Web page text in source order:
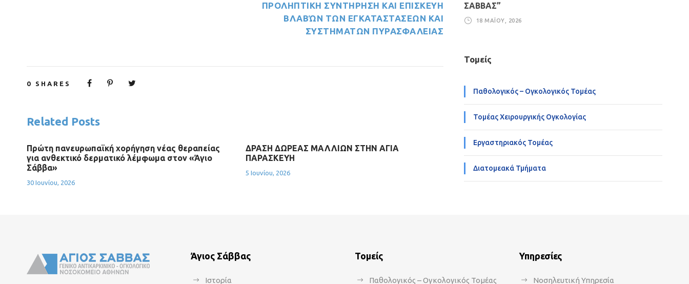
ΠΡΟΛΗΠΤΙΚΗ ΣΥΝΤΗΡΗΣΗ ΚΑΙ ΕΠΙΣΚΕΥΗ
ΒΛΑΒΏΝ ΤΩΝ ΕΓΚΑΤΑΣΤΑΣΕΩΝ ΚΑΙ
ΣΥΣΤΗΜΑΤΩΝ ΠΥΡΑΣΦΑΛΕΙΑΣ
0 SHARES
Related Posts
Πρώτη πανευρωπαϊκή χορήγηση νέας θεραπείας
για ανθεκτικό δερματικό λέμφωμα στον «Άγιο
Σάββα»
30 Ιουνίου, 2026
ΔΡΑΣΗ ΔΩΡΕΑΣ ΜΑΛΛΙΩΝ ΣΤΗΝ ΑΓΙΑ
ΠΑΡΑΣΚΕΥΗ
5 Ιουνίου, 2026
ΣΑΒΒΑΣ”
18 ΜΑΪ́ΟΥ, 2026
Τομείς
Παθολογικός – Ογκολογικός Τομέας
Τομέας Χειρουργικής Ογκολογίας
Εργαστηριακός Τομέας
Διατομεακά Τμήματα
Άγιος Σάββας
Ιστορία
Τομείς
Παθολογικός – Ογκολογικός Τομέας
Υπηρεσίες
Νοσηλευτική Υπηρεσία